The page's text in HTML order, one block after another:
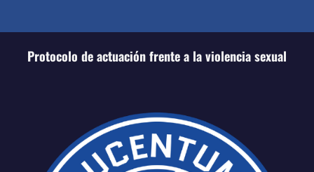
Protocolo de actuación frente a la violencia sexual